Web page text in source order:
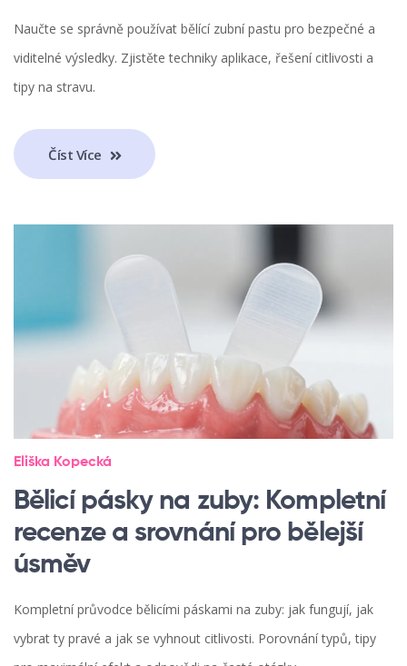
Naučte se správně používat bělící zubní pastu pro bezpečné a
viditelné výsledky. Zjistěte techniky aplikace, řešení citlivosti a
tipy na stravu.
Číst Více
Eliška Kopecká
Bělicí pásky na zuby: Kompletní
recenze a srovnání pro bělejší
úsměv
Kompletní průvodce bělicími páskami na zuby: jak fungují, jak
vybrat ty pravé a jak se vyhnout citlivosti. Porovnání typů, tipy